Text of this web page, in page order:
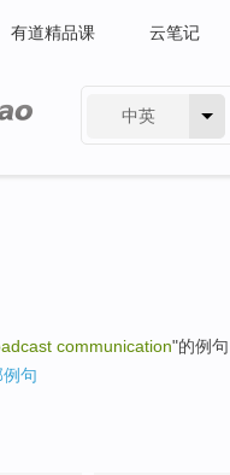
有道精品课 云笔记
中英
communication"的例
句